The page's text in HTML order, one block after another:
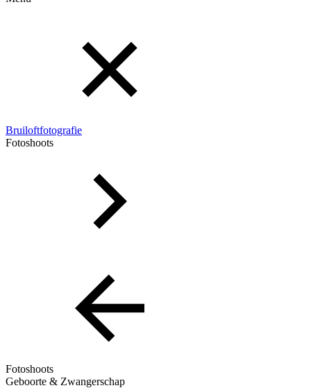
Bruiloftfotografie
Fotoshoots
Fotoshoots
Geboorte & Zwangerschap